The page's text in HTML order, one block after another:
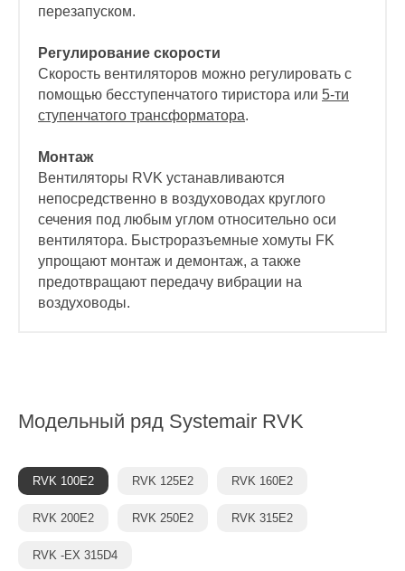
перезапуском.
Регулирование скорости
Скорость вентиляторов можно регулировать с
помощью бесступенчатого тиристора или 5-ти
ступенчатого трансформатора.
Монтаж
Вентиляторы RVK устанавливаются
непосредственно в воздуховодах круглого
сечения под любым углом относительно оси
вентилятора. Быстроразъемные хомуты FK
упрощают монтаж и демонтаж, а также
предотвращают передачу вибрации на
воздуховоды.
Модельный ряд Systemair RVK
RVK 100E2 RVK 125E2 RVK 160E2
RVK 200E2 RVK 250E2 RVK 315E2
RVK -EX 315D4